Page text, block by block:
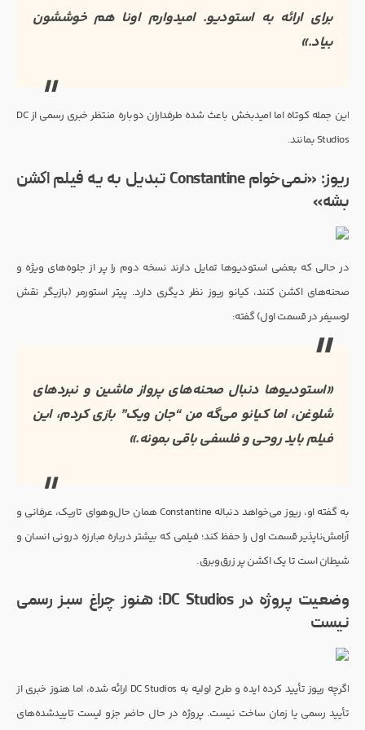
برای ارائه به استودیو. امیدوارم اونا هم خوششون
بیاد.»
این جمله کوتاه اما امیدبخش باعث شده طرفداران دوباره منتظر خبری رسمی از DC
Studios بمانند.
ریوز: «نمی‌خوام Constantine تبدیل به یه فیلم اکشن
بشه»
در حالی که بعضی استودیوها تمایل دارند نسخه دوم را پر از جلوه‌های ویژه و
صحنه‌های اکشن کنند، کیانو ریوز نظر دیگری دارد. پیتر استورمر (بازیگر نقش
لوسیفر در قسمت اول) گفته:
«استودیوها دنبال صحنه‌های پرواز ماشین و نبردهای
شلوغن، اما کیانو می‌گه من “جان ویک” بازی کردم، این
فیلم باید روحی و فلسفی باقی بمونه.»
به گفته او، ریوز می‌خواهد دنباله Constantine همان حال‌و‌هوای تاریک، عرفانی و
آرامش‌ناپذیر قسمت اول را حفظ کند؛ فیلمی که بیشتر درباره مبارزه درونی انسان و
شیطان است تا یک اکشن پر زرق‌وبرق.
وضعیت پروژه در DC Studios؛ هنوز چراغ سبز رسمی
نیست
اگرچه ریوز تأیید کرده ایده و طرح اولیه به DC Studios ارائه شده، اما هنوز خبری از
تأیید رسمی یا زمان ساخت نیست. پروژه در حال حاضر جزو لیست تاییدشده‌های